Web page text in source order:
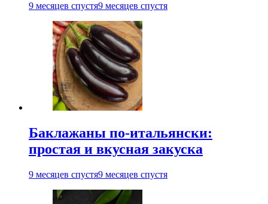
9 месяцев спустя9 месяцев спустя
Баклажаны по-итальянски:
простая и вкусная закуска
9 месяцев спустя9 месяцев спустя